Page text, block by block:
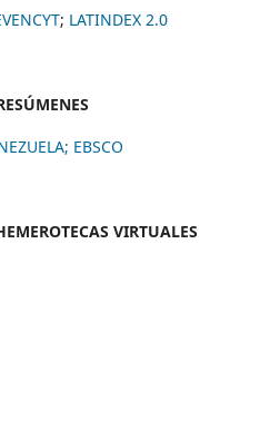
; LATINDEX 2.0
EBSCO
VIRTUALES